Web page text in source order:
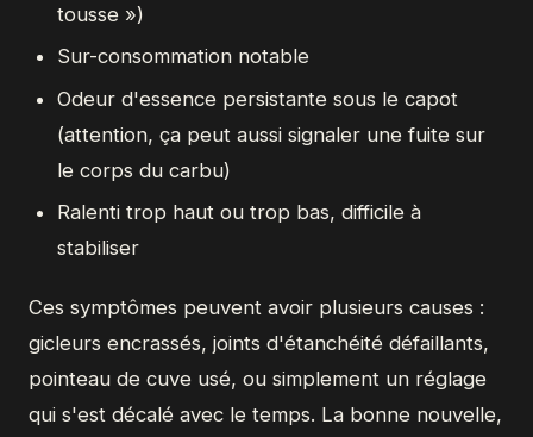
tousse »)
Sur-consommation notable
Odeur d'essence persistante sous le capot
(attention, ça peut aussi signaler une fuite sur
le corps du carbu)
Ralenti trop haut ou trop bas, difficile à
stabiliser
Ces symptômes peuvent avoir plusieurs causes :
gicleurs encrassés, joints d'étanchéité défaillants,
pointeau de cuve usé, ou simplement un réglage
qui s'est décalé avec le temps. La bonne nouvelle,